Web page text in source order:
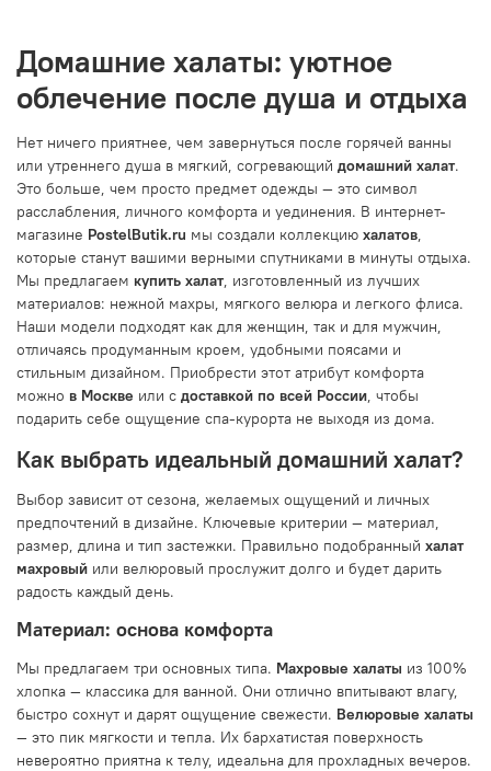
Домашние халаты: уютное
облечение после душа и отдыха
Нет ничего приятнее, чем завернуться после горячей ванны
или утреннего душа в мягкий, согревающий домашний халат.
Это больше, чем просто предмет одежды — это символ
расслабления, личного комфорта и уединения. В интернет-
магазине PostelButik.ru мы создали коллекцию халатов
которые станут вашими верными спутниками в минуты отдыха.
Мы предлагаем купить халат , изготовленный из лучших
материалов: нежной махры, мягкого велюра и легкого флиса.
Наши модели подходят как для женщин, так и для мужчин,
отличаясь продуманным кроем, удобными поясами и
стильным дизайном. Приобрести этот атрибут комфорта
можно в Москве или с доставкой по всей России , чтобы
подарить себе ощущение спа-курорта не выходя из дома.
Как выбрать идеальный домашний халат?
Выбор зависит от сезона, желаемых ощущений и личных
предпочтений в дизайне. Ключевые критерии — материал,
размер, длина и тип застежки. Правильно подобранный халат
махровый или велюровый прослужит долго и будет дарить
радость каждый день.
Материал: основа комфорта
Мы предлагаем три основных типа. Махровые халаты из 100%
хлопка — классика для ванной. Они отлично впитывают влагу,
быстро сохнут и дарят ощущение свежести. Велюровые халаты
— это пик мягкости и тепла. Их бархатистая поверхность
невероятно приятна к телу, идеальна для прохладных вечеров.